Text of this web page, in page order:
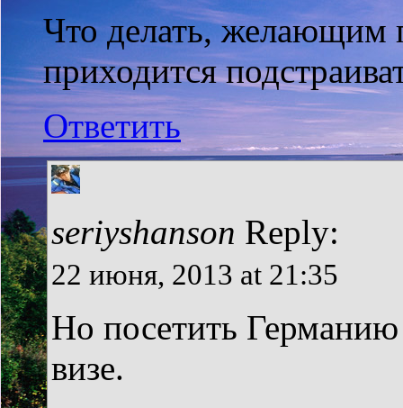
Что делать, желающим
приходится
Ответить
seriyshanson Reply:
22 июня, 2013 at 21:35
Но посетить
визе.